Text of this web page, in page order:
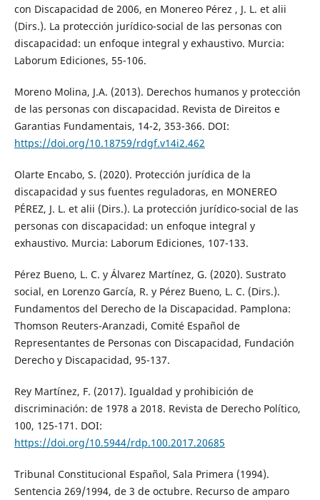
con Discapacidad de 2006, en Monereo Pérez , J. L. et alii
(Dirs.). La protección jurídico-social de las personas con
discapacidad: un enfoque integral y exhaustivo. Murcia:
Laborum Ediciones, 55-106.
Moreno Molina, J.A. (2013). Derechos humanos y protección
de las personas con discapacidad. Revista de Direitos e
Garantias Fundamentais, 14-2, 353-366. DOI:
https://doi.org/10.18759/rdgf.v14i2.462
Olarte Encabo, S. (2020). Protección jurídica de la
discapacidad y sus fuentes reguladoras, en MONEREO
PÉREZ, J. L. et alii (Dirs.). La protección jurídico-social de las
personas con discapacidad: un enfoque integral y
exhaustivo. Murcia: Laborum Ediciones, 107-133.
Pérez Bueno, L. C. y Álvarez Martínez, G. (2020). Sustrato
social, en Lorenzo García, R. y Pérez Bueno, L. C. (Dirs.).
Fundamentos del Derecho de la Discapacidad. Pamplona:
Thomson Reuters-Aranzadi, Comité Español de
Representantes de Personas con Discapacidad, Fundación
Derecho y Discapacidad, 95-137.
Rey Martínez, F. (2017). Igualdad y prohibición de
discriminación: de 1978 a 2018. Revista de Derecho Político,
100, 125-171. DOI:
https://doi.org/10.5944/rdp.100.2017.20685
Tribunal Constitucional Español, Sala Primera (1994).
Sentencia 269/1994, de 3 de octubre. Recurso de amparo